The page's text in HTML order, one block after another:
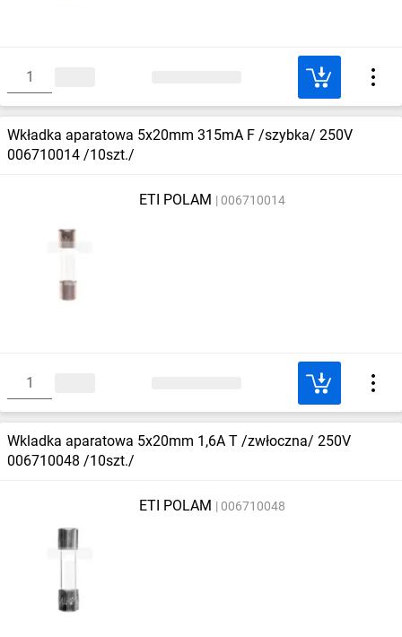
Wkładka aparatowa 5x20mm 315mA F /szybka/ 250V
006710014 /10szt./
ETI POLAM 006710014
Wkladka aparatowa 5x20mm 1,6A T /zwłoczna/ 250V
006710048 /10szt./
ETI POLAM 006710048